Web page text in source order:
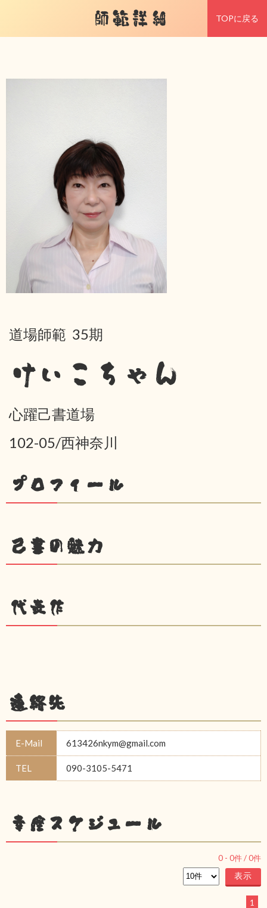
師範詳細 TOPに戻る
道場師範 35期
けいこちゃん
心躍己書道場
102-05/西神奈川
プロフィール
己書の魅力
代表作
連絡先
E-Mail 613426nkym@gmail.com
TEL 090-3105-5471
幸座スケジュール
0 - 0件 /0件
1